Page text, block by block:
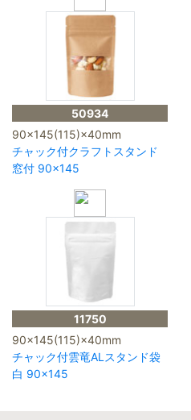
50934
90×145(115)×40mm
チャック付クラフトスタンド
窓付 90×145
11750
90×145(115)×40mm
チャック付雲竜ALスタンド袋
白 90×145